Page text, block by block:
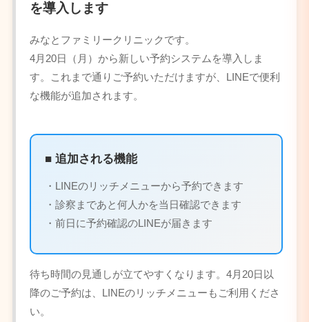
を導入します
みなとファミリークリニックです。
4月20日（月）から新しい予約システムを導入しま
す。これまで通りご予約いただけますが、LINEで便利
な機能が追加されます。
■ 追加される機能
・LINEのリッチメニューから予約できます
・診察まであと何人かを当日確認できます
・前日に予約確認のLINEが届きます
待ち時間の見通しが立てやすくなります。4月20日以
降のご予約は、LINEのリッチメニューもご利用くださ
い。